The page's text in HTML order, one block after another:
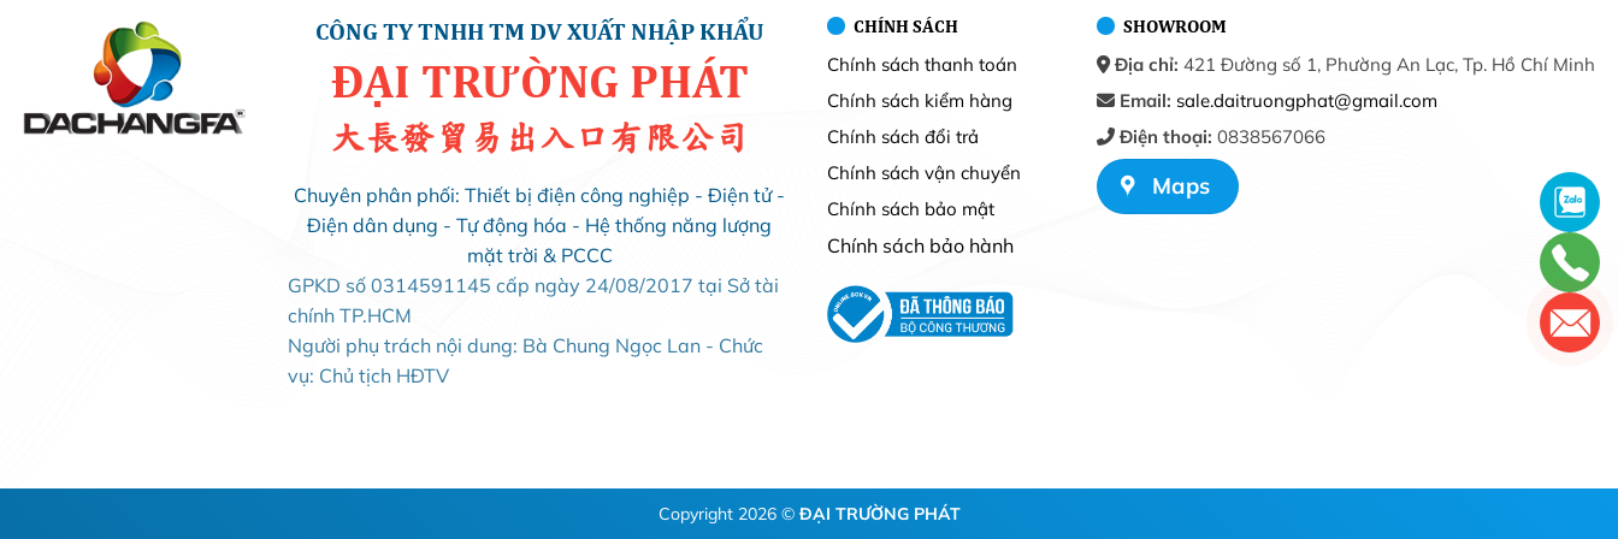
CÔNG TY TNHH TM DV XUẤT NHẬP KHẨU
ĐẠI TRƯỜNG PHÁT
大長發貿易出入口有限公司
Chuyên phân phối: Thiết bị điện công nghiệp - Điện tử -
Điện dân dụng - Tự động hóa - Hệ thống năng lượng
mặt trời & PCCC
GPKD số 0314591145 cấp ngày 24/08/2017 tại Sở tài
chính TP.HCM
Người phụ trách nội dung: Bà Chung Ngọc Lan - Chức
vụ: Chủ tịch HĐTV
CHÍNH SÁCH
Chính sách thanh toán
Chính sách kiểm hàng
Chính sách đổi trả
Chính sách vận chuyển
Chính sách bảo mật
Chính sách bảo hành
SHOWROOM
Địa chỉ: 421 Đường số 1, Phường An Lạc, Tp. Hồ Chí Minh
Email: sale.daitruongphat@gmail.com
Điện thoại: 0838567066
Maps
Copyright 2026 © ĐẠI TRƯỜNG PHÁT